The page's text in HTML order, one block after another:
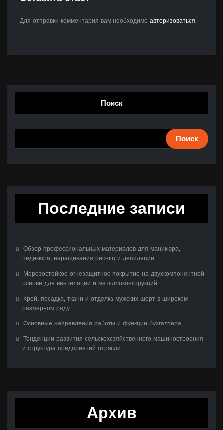
Для отправки комментария вам необходимо авторизоваться.
Поиск
Поиск
Последние записи
Обзор профессиональных материалов для маникюра,
педикюра, наращивания ресниц и депиляции
Морозостойкое огнезащитное покрытие на двухкомпонентной
основе для вентиляции и металлоконструкций
Крой, посадка, ткани и отделка мужских шорт в широком
размерном ряду
Основные направления работы и функции бухгалтера
Тенденции развития сельскохозяйственного машиностроения
и структура предприятий отрасли
Архив